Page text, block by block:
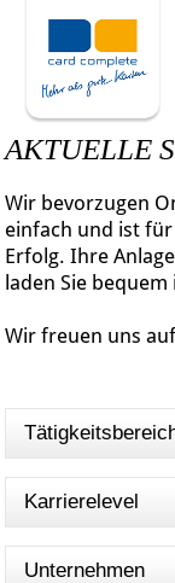
Wie bewerbe
AKTUELLE
Wir bevorzugen
einfach und ist für
Erfolg. Ihre
laden Sie
Wir freuen uns
Karrierelevel
Unternehmen